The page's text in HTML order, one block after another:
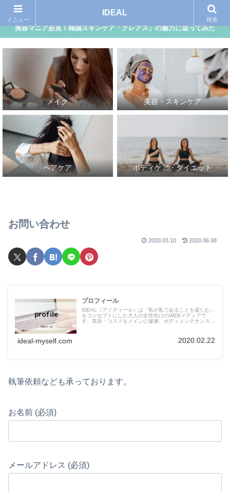
アイディール｜自分らしさ、理想的な自分を追求する女性向けメディア
美容マニア必見！韓国スキンケア「クレアス」の魅力に迫ってみた
メイク 美容・スキンケア
ヘアケア ボディケア・ダイエット
お問い合わせ
2020.03.10 2020.06.08
プロフィール
IDEAL（アイディール）は「私が私であることを楽しむ」
をコンセプトにした大人の女性向けのWEBメディアで
す。美容・コスメをメインに健康、ボディメンテナンス、
ideal-myself.com 2020.02.22
執筆依頼なども承っております。
お名前 (必須)
メールアドレス (必須)
メニュー
IDEAL
検索